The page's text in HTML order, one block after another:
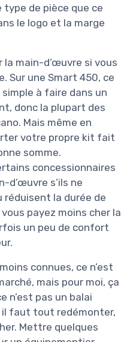
type de pièce que ce
le logo et la marge
main-d’œuvre si vous
Sur une Smart 450, ce
simple à faire dans un
donc la plupart des
Mais même en
votre propre kit fait
somme.
concessionnaires
d’œuvre s’ils ne
réduisent la durée de
payez moins cher la
un peu de confort
connues, ce n’est
mais pour moi, ça
n’est pas un balai
il faut tout redémonter,
Mettre quelques